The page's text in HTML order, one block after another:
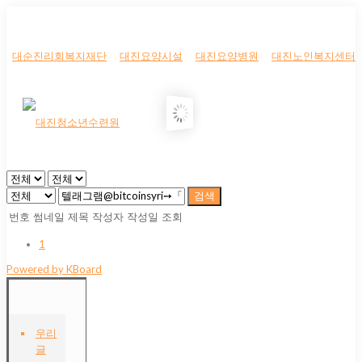
대순진리회복지재단 대진요양시설 대진요양병원 대진노인복지센터
검색
번호 썸네일 제목 작성자 작성일 조회
1
Powered by KBoard
우리
글